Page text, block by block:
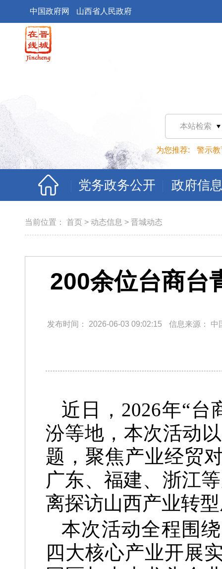
中国政府网 山西省人民政府
本站检索
为您推荐: 警示教
党务政务公开 政府信
当前位置： 首页 > 动态信息 > 晋城动态
200余位台商台
发布时间： 2026-06-03 09:02:15 信息来源： 中
近日，2026年“
汾等地，本次活动
题，聚焦产业经贸
广东、福建、浙江
离探访山西产业转
本次活动全程围
四大核心产业开展